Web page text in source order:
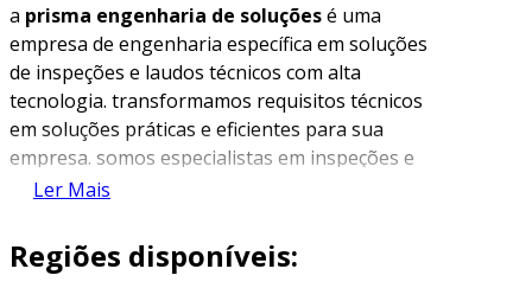
a prisma engenharia de soluçõesé uma
empresa de engenharia específica em soluções
de inspeções e laudos técnicos com alta
tecnologia. transformamos requisitos técnicos
em soluções práticas e eficientes para sua
empresa. somos especialistas em inspeções e
laudos que previnem os problemas antes que
empresas estejam em conformidade com as
normas vigentes, proporcionando segurança e
Ler Mais
Regiões disponíveis: